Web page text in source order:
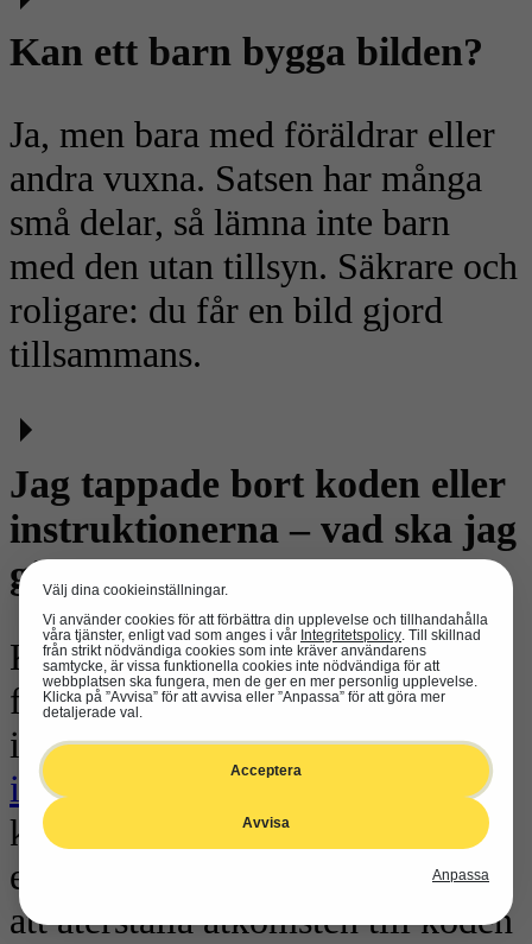
Välj dina cookieinställningar.
Vi använder cookies för att förbättra din upplevelse och tillhandahålla
våra tjänster, enligt vad som anges i vår Integritetspolicy. Till skillnad
från strikt nödvändiga cookies som inte kräver användarens
samtycke, är vissa funktionella cookies inte nödvändiga för att
webbplatsen ska fungera, men de ger en mer personlig upplevelse.
Klicka på ”Avvisa” för att avvisa eller ”Anpassa” för att göra mer
detaljerade val.
Acceptera
Avvisa
Anpassa
Kan ett barn bygga bilden?
Ja, men bara med föräldrar eller
andra vuxna. Satsen har många
små delar, så lämna inte barn
med den utan tillsyn. Säkrare och
roligare: du får en bild gjord
tillsammans.
Jag tappade bort koden eller
instruktionerna – vad ska jag
göra?
Kontakta supporten: adressen
finns på kartongen, i
instruktionerna, eller skriv till
info@mozabrick.com
. Beskriv
kort vad som hände och bifoga
ett foto på satsen. Vi hjälper till
att återställa åtkomsten till koden